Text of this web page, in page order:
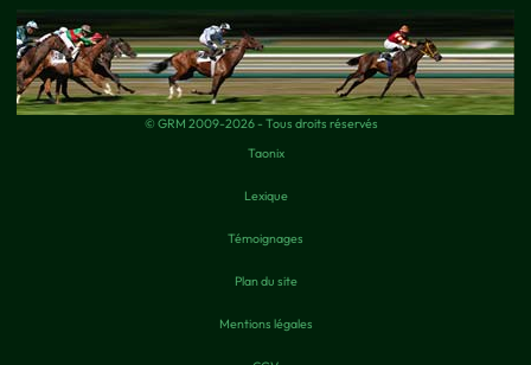
© GRM 2009-2026 - Tous droits réservés
Taonix
Lexique
Témoignages
Plan du site
Mentions légales